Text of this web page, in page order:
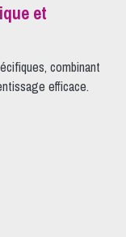
et
combinant
efficace.